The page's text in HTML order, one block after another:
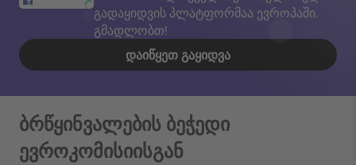
გადაყიდვის პლატფორმაა ევროპაში.
გმადლობთ!
ᲓᲐᲘᲬᲧᲔᲗ ᲒᲐᲧᲘᲓᲕᲐ
ბრწყინვალების ბეჭედი
ევროკომისიისგან